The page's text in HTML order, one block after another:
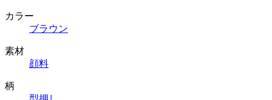
カラー
ブラウン
素材
顔料
柄